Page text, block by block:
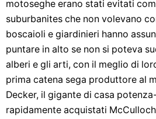
motoseghe erano stati evitati
suburbanites che non volevano
boscaioli e giardinieri hanno
puntare in alto se non si poteva
alberi e gli arti, con il meglio di
prima catena sega produttore al
Decker, il gigante di casa
rapidamente acquistati